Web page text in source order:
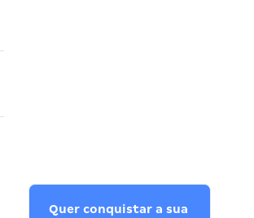
Quer conquistar a sua